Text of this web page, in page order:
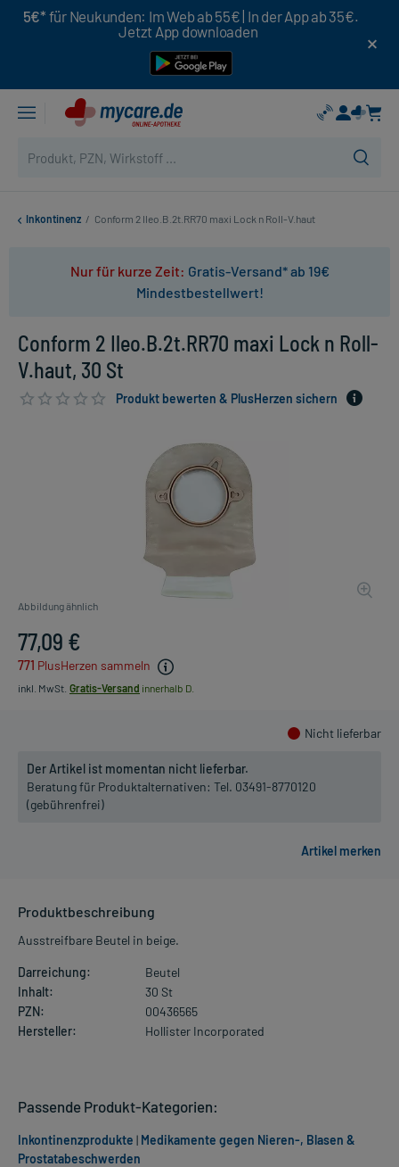
5€* für Neukunden: Im Web ab 55€ | In der App ab 35€.
Jetzt App downloaden
Inkontinenz / Conform 2 Ileo.B.2t.RR70 maxi Lock n Roll-V.haut
Nur für kurze Zeit: Gratis-Versand* ab 19€
Mindestbestellwert!
Conform 2 Ileo.B.2t.RR70 maxi Lock n Roll-
V.haut, 30 St
Produkt bewerten & PlusHerzen sichern
Abbildung ähnlich
77,09 €
771 PlusHerzen sammeln
inkl. MwSt. Gratis-Versand innerhalb D.
Nicht lieferbar
Der Artikel ist momentan nicht lieferbar.
Beratung für Produktalternativen: Tel. 03491-8770120
(gebührenfrei)
Produktbeschreibung
Ausstreifbare Beutel in beige.
Darreichung:
Beutel
Inhalt:
30 St
PZN:
00436565
Hersteller:
Hollister Incorporated
Passende Produkt-Kategorien:
Inkontinenzprodukte | Medikamente gegen Nieren-, Blasen &
Prostatabeschwerden